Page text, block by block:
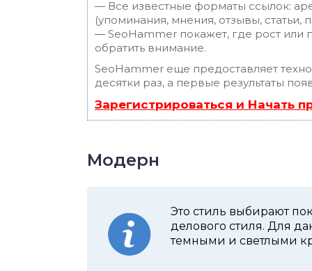
— Все известные форматы ссылок:
(упоминания, мнения, отзывы, статьи,
— SeoHammer покажет, где рост или
обратить внимание.
SeoHammer еще предоставляет
десятки раз, а первые результаты
Зарегистрироваться и Начать
Модерн
Это стиль выбирают
делового стиля. Для
темными и светлыми